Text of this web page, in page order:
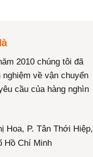
2010 chúng tôi đã
về vận chuyển
cầu của hàng nghìn
Hoa, P. Tân Thới Hiệp,
Hồ Chí Minh